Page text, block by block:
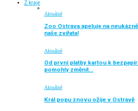
Z kraje
Aktuálně
Zoo Ostrava apeluje na
naše zvířata!
Aktuálně
Od první platby kartou k
pomohly změnit…
Aktuálně
Král popu znovu ožije v Ostravě